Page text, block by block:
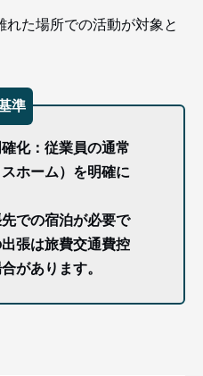
た場所での活動が対象と
準
化：従業員の通常
ホーム）を明確に
での宿泊が必要で
張は旅費交通費控
があります。